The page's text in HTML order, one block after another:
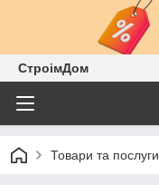
СтроімДом
Товари та послуги